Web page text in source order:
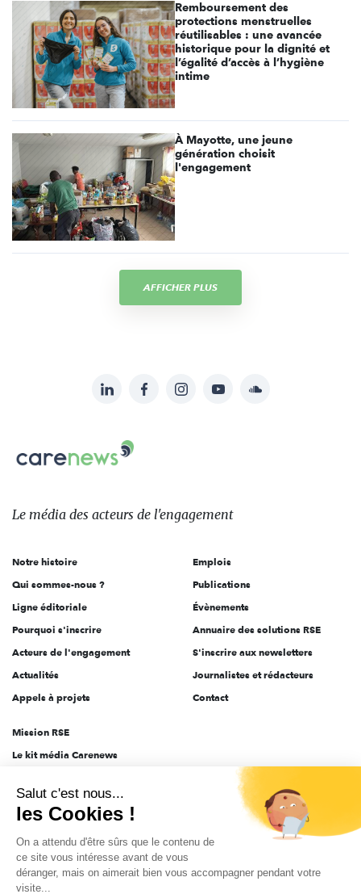
Remboursement des
protections menstruelles
réutilisables : une avancée
historique pour la dignité et
l’égalité d’accès à l’hygiène
intime
À Mayotte, une jeune
génération choisit
l'engagement
AFFICHER PLUS
sur:
LinkedInFacebookInstagramYouTubeSoundcloud
Le
des
l'engagement
Le média des acteurs de l'engagement
Notre histoire
Qui sommes-nous ?
Ligne éditoriale
Pourquoi s'inscrire
Acteurs de l'engagement
Actualités
Appels à projets
Emplois
Publications
Évènements
Annuaire des solutions RSE
S'inscrire aux newsletters
Journalistes et rédacteurs
Contact
Mission RSE
Le kit média Carenews
AEF info
Novethic
PRODURABLE
Inclusiv Day
Salut c'est nous...
les Cookies !
On a attendu d'être sûrs que le contenu de
ce site vous intéresse avant de vous
déranger, mais on aimerait bien vous accompagner pendant votre
visite...